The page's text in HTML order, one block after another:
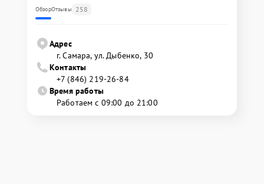
ОбзорОтзывы 258
Адрес
г. Самара, ул. Дыбенко, 30
Контакты
+7 (846) 219-26-84
Время работы
Работаем с 09:00 до 21:00